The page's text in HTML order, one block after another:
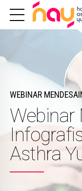
WEBINAR
Webinar
Asthra